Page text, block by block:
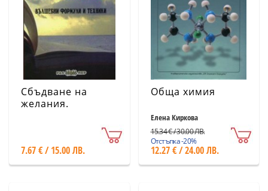
Сбъдване на
желания.
7.67 € / 15.00 ЛВ.
Обща химия
Елена Киркова
15.34 € / 30.00 ЛВ.
Отстъпка -20%
12.27 € / 24.00 ЛВ.